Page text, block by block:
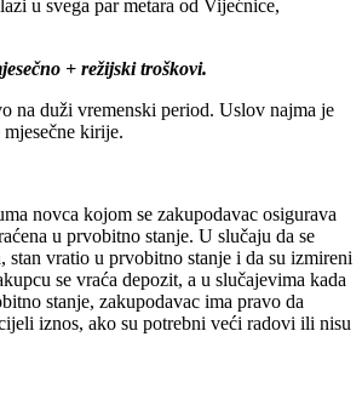
u svega par metara od Vijećnice,
+ režijski troškovi.
na duži vremenski period. Uslov najma je
kirije.
novca kojom se zakupodavac osigurava
u prvobitno stanje. U slučaju da se
stan vratio u prvobitno stanje i da su izmireni
se vraća depozit, a u slučajevima kada
stanje, zakupodavac ima pravo da
iznos, ako su potrebni veći radovi ili nisu